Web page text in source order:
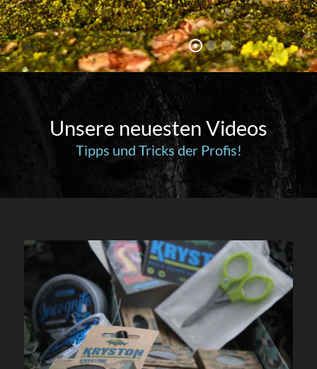
Unsere neuesten Videos
Tipps und Tricks der Profis!